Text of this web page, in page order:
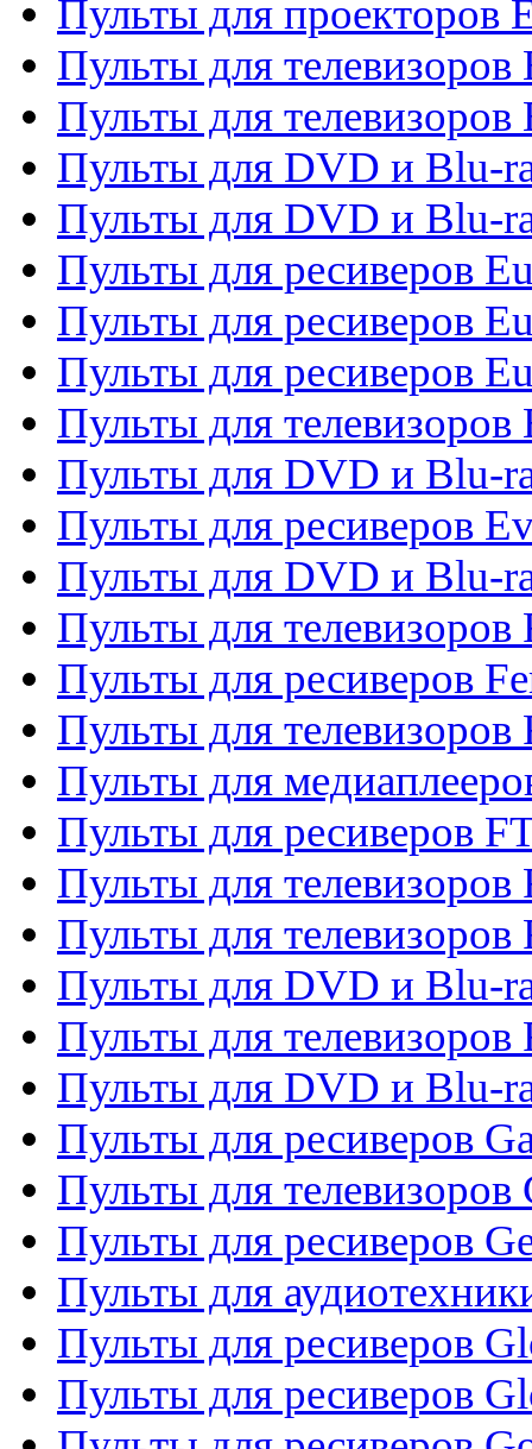
Пульты для проекторов
Пульты для телевизоров
Пульты для телевизоров
Пульты для DVD и Blu-
Пульты для DVD и Blu-
Пульты для ресиверов
Пульты для ресиверов
Пульты для ресиверов
Пульты для телевизоров
Пульты для DVD и Blu-
Пульты для ресиверов
Пульты для DVD и Blu-
Пульты для телевизоров
Пульты для ресиверов
Пульты для
Пульты для
Пульты для ресиверов
Пульты для телевизоров
Пульты для телевизоров
Пульты для DVD и Blu-
Пульты для телевизоров
Пульты для DVD и Blu-
Пульты для ресиверов
Пульты для телевизоров
Пульты для ресиверов
Пульты для
Пульты для ресиверов
Пульты для ресиверов